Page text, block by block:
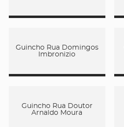
Guincho Rua Domingos
Imbronizio
Guincho Rua Doutor
Arnaldo Moura